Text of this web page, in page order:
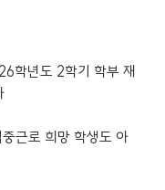
학년도 2학기 학부 재
근로 희망 학생도 아